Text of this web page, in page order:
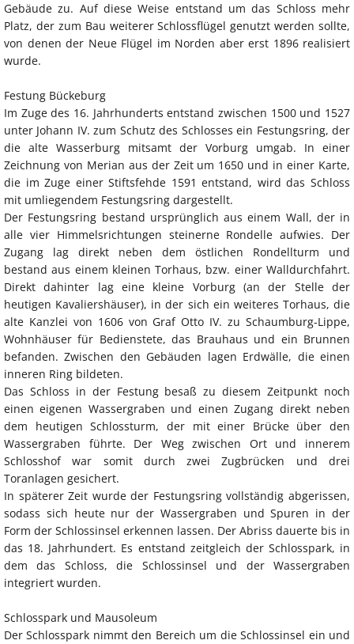
Gebäude zu. Auf diese Weise entstand um das Schloss mehr
Platz, der zum Bau weiterer Schlossflügel genutzt werden sollte,
von denen der Neue Flügel im Norden aber erst 1896 realisiert
wurde.
Festung Bückeburg
Im Zuge des 16. Jahrhunderts entstand zwischen 1500 und 1527
unter Johann IV. zum Schutz des Schlosses ein Festungsring, der
die alte Wasserburg mitsamt der Vorburg umgab. In einer
Zeichnung von Merian aus der Zeit um 1650 und in einer Karte,
die im Zuge einer Stiftsfehde 1591 entstand, wird das Schloss
mit umliegendem Festungsring dargestellt.
Der Festungsring bestand ursprünglich aus einem Wall, der in
alle vier Himmelsrichtungen steinerne Rondelle aufwies. Der
Zugang lag direkt neben dem östlichen Rondellturm und
bestand aus einem kleinen Torhaus, bzw. einer Walldurchfahrt.
Direkt dahinter lag eine kleine Vorburg (an der Stelle der
heutigen Kavaliershäuser), in der sich ein weiteres Torhaus, die
alte Kanzlei von 1606 von Graf Otto IV. zu Schaumburg-Lippe,
Wohnhäuser für Bedienstete, das Brauhaus und ein Brunnen
befanden. Zwischen den Gebäuden lagen Erdwälle, die einen
inneren Ring bildeten.
Das Schloss in der Festung besaß zu diesem Zeitpunkt noch
einen eigenen Wassergraben und einen Zugang direkt neben
dem heutigen Schlossturm, der mit einer Brücke über den
Wassergraben führte. Der Weg zwischen Ort und innerem
Schlosshof war somit durch zwei Zugbrücken und drei
Toranlagen gesichert.
In späterer Zeit wurde der Festungsring vollständig abgerissen,
sodass sich heute nur der Wassergraben und Spuren in der
Form der Schlossinsel erkennen lassen. Der Abriss dauerte bis in
das 18. Jahrhundert. Es entstand zeitgleich der Schlosspark, in
dem das Schloss, die Schlossinsel und der Wassergraben
integriert wurden.
Schlosspark und Mausoleum
Der Schlosspark nimmt den Bereich um die Schlossinsel ein und